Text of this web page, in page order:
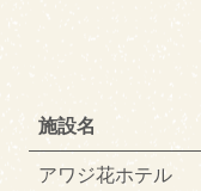
施設名
アワジ花ホテル